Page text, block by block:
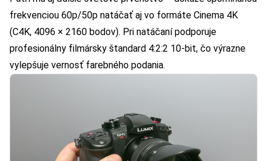
frekvenciou 60p/50p natáčať aj vo formáte Cinema 4K
(C4K, 4096 × 2160 bodov). Pri natáčaní podporuje
profesionálny filmársky štandard 4:2:2 10-bit, čo výrazne
vylepšuje vernosť farebného podania.